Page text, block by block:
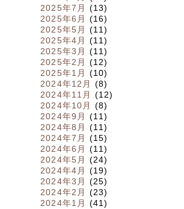
2025年7月
(13)
2025年6月
(16)
2025年5月
(11)
2025年4月
(11)
2025年3月
(11)
2025年2月
(12)
2025年1月
(10)
2024年12月
(8)
2024年11月
(12)
2024年10月
(8)
2024年9月
(11)
2024年8月
(11)
2024年7月
(15)
2024年6月
(11)
2024年5月
(24)
2024年4月
(19)
2024年3月
(25)
2024年2月
(23)
2024年1月
(41)